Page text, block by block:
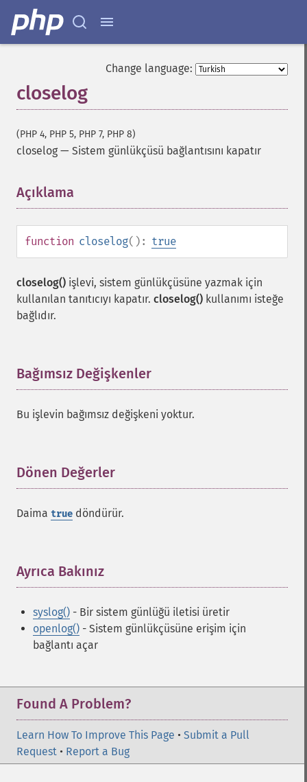
Change language:
closelog
(PHP 4, PHP 5, PHP 7, PHP 8)
closelog — Sistem günlükçüsü bağlantısını kapatır
Açıklama
function closelog(): true
closelog() işlevi, sistem günlükçüsüne yazmak için
kullanılan tanıtıcıyı kapatır. closelog() kullanımı isteğe
bağlıdır.
Bağımsız Değişkenler
Bu işlevin bağımsız değişkeni yoktur.
Dönen Değerler
Daima true döndürür.
Ayrıca Bakınız
syslog() - Bir sistem günlüğü iletisi üretir
openlog() - Sistem günlükçüsüne erişim için
bağlantı açar
Found A Problem?
Learn How To Improve This Page • Submit a Pull
Request • Report a Bug